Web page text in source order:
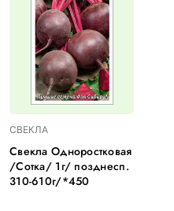
СВЕКЛА
Свекла Одноростковая
/Сотка/ 1г/ позднесп.
310-610г/*450